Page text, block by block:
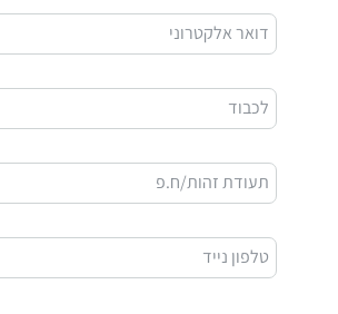
דואר אלקטרוני
לכבוד
תעודת זהות/ח.פ
טלפון נייד